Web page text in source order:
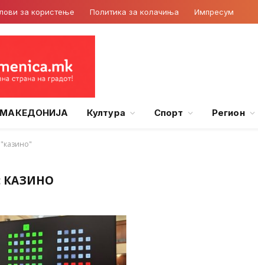
за користење Политика за колачиња Импресум
МАКЕДОНИЈА Култура Спорт Регион
КАЗИНО